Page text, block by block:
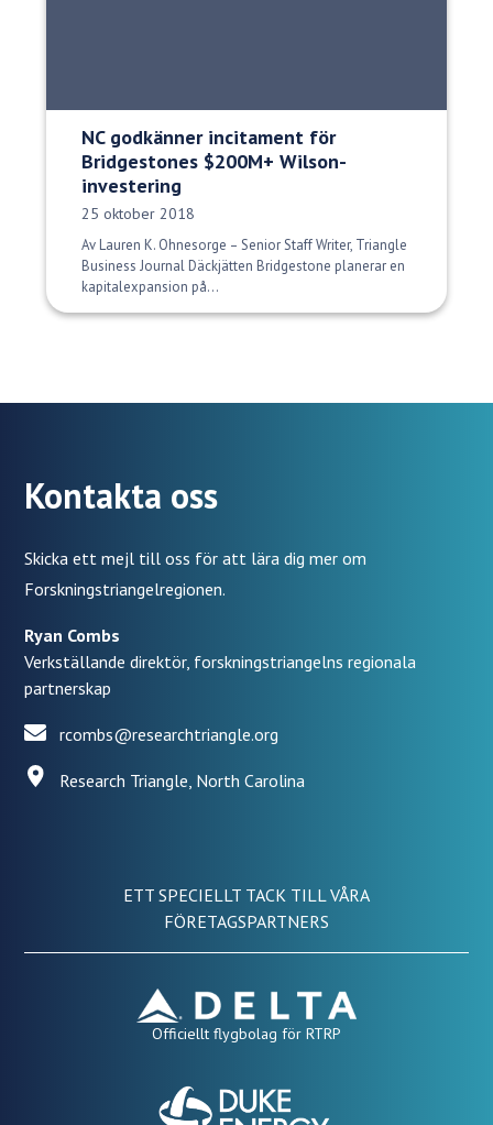
NC godkänner incitament för
Bridgestones $200M+ Wilson-
investering
Publiceringsdatum:
25 oktober 2018
Av Lauren K. Ohnesorge – Senior Staff Writer, Triangle
Business Journal Däckjätten Bridgestone planerar en
kapitalexpansion på...
Kontakta oss
Skicka ett mejl till oss för att lära dig mer om
Forskningstriangelregionen.
Ryan Combs
Verkställande direktör, forskningstriangelns regionala
partnerskap
rcombs@researchtriangle.org
Research Triangle, North Carolina
ETT SPECIELLT TACK TILL VÅRA
FÖRETAGSPARTNERS
Officiellt flygbolag för RTRP